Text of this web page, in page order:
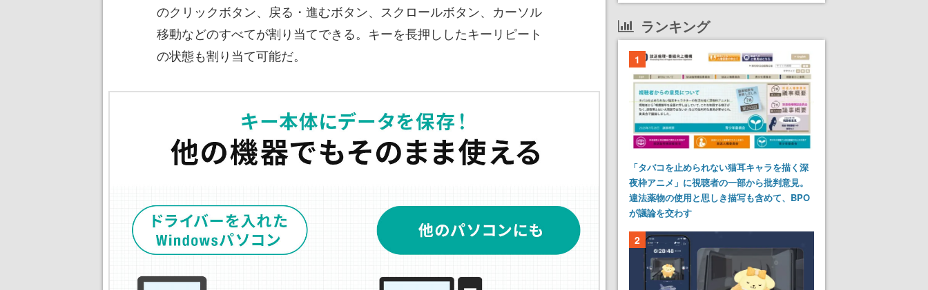
のクリックボタン、戻る・進むボタン、スクロールボタン、カーソル
移動などのすべてが割り当てできる。キーを長押ししたキーリピート
の状態も割り当て可能だ。
ランキング
1
「タバコを止められない猫耳キャラを描く深
夜枠アニメ」に視聴者の一部から批判意見。
違法薬物の使用と思しき描写も含めて、BPO
が議論を交わす
2